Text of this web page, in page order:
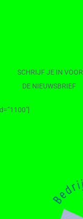
SCHRIJF JE IN VOOR
DE NIEUWSBRIEF